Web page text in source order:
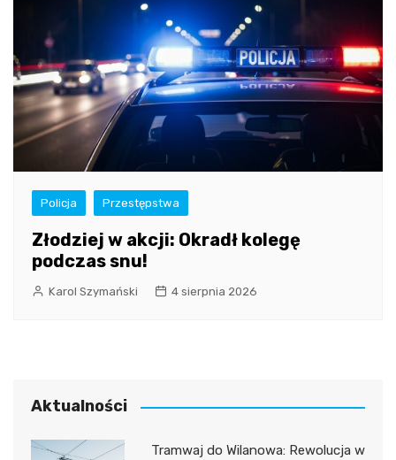
Policja Przestępstwa
Złodziej w akcji: Okradł kolegę
podczas snu!
Karol Szymański 4 sierpnia 2026
Aktualności
Tramwaj do Wilanowa: Rewolucja w